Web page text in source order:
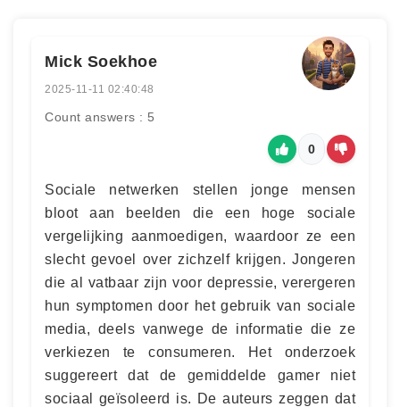
Mick Soekhoe
2025-11-11 02:40:48
Count answers : 5
0
Sociale netwerken stellen jonge mensen
bloot aan beelden die een hoge sociale
vergelijking aanmoedigen, waardoor ze een
slecht gevoel over zichzelf krijgen. Jongeren
die al vatbaar zijn voor depressie, verergeren
hun symptomen door het gebruik van sociale
media, deels vanwege de informatie die ze
verkiezen te consumeren. Het onderzoek
suggereert dat de gemiddelde gamer niet
sociaal geïsoleerd is. De auteurs zeggen dat